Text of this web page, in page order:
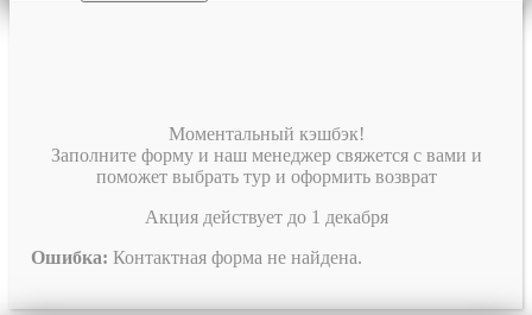
Моментальный кэшбэк!
Заполните форму и наш менеджер свяжется с вами и
поможет выбрать тур и оформить возврат
Акция действует до 1 декабря
Ошибка: Контактная форма не найдена.